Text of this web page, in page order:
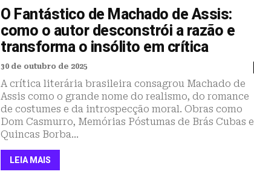
O Fantástico de Machado de Assis:
como o autor desconstrói a razão e
transforma o insólito em crítica
30 de outubro de 2025
A crítica literária brasileira consagrou Machado de
Assis como o grande nome do realismo, do romance
de costumes e da introspecção moral. Obras como
Dom Casmurro, Memórias Póstumas de Brás Cubas e
Quincas Borba...
LEIA MAIS